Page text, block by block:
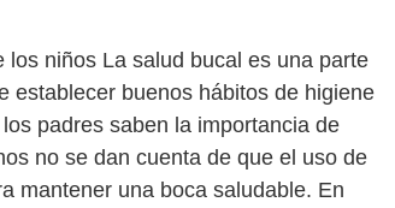
niños La salud bucal es una parte
establecer buenos hábitos de higiene
padres saben la importancia de
no se dan cuenta de que el uso de
mantener una boca saludable. En